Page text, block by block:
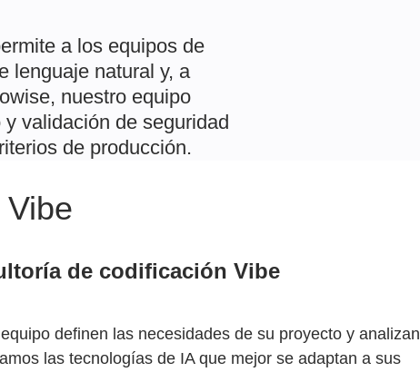
a los equipos de
lenguaje natural y, a
nuestro equipo
validación de seguridad
de producción.
de codificación Vibe
definen las necesidades de su proyecto y analizan
las tecnologías de IA que mejor se adaptan a sus